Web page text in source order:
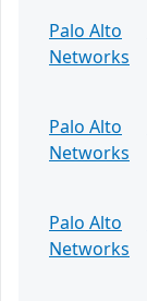
Palo Alto
Networks
Palo Alto
Networks
Palo Alto
Networks